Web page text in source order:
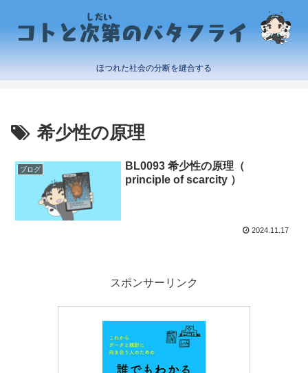
ほつれた社会の分断を縫合する
希少性の原理
ブログ
BL0093 希少性の原理（
principle of scarcity ）
2024.11.17
スポンサーリンク